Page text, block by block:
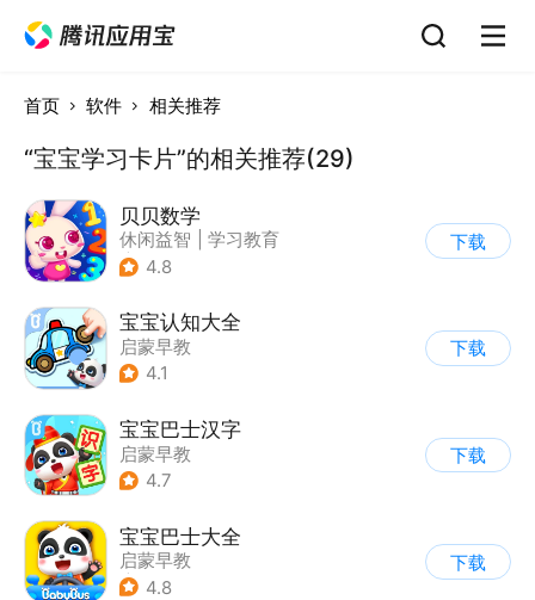
首页 软件 相关推荐
“宝宝学习卡片”的相关推荐(29)
贝贝数学
休闲益智
学习教育
| 儿童游戏
4.8
下载
宝宝认知大全
启蒙早教
4.1
下载
宝宝巴士汉字
启蒙早教
4.7
下载
宝宝巴士大全
启蒙早教
| 儿童益智游戏
4.8
下载